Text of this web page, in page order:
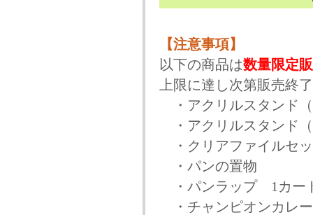
【注意事項】
以下の商品は数量限定
上限に達し次第販売終
・アクリルスタンド
・アクリルスタンド
・クリアファイルセ
・パンの置物
・パンラップ 1カー
・チャンピオンカレ